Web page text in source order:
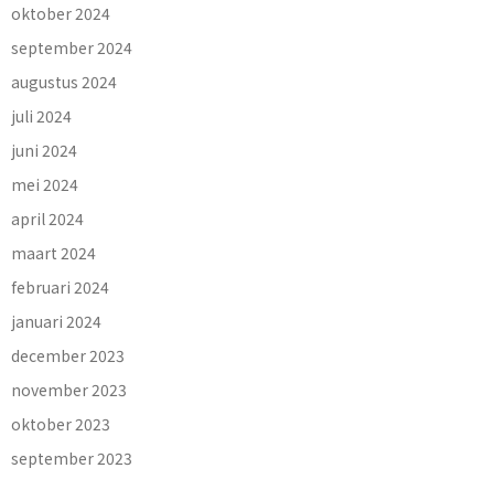
oktober 2024
september 2024
augustus 2024
juli 2024
juni 2024
mei 2024
april 2024
maart 2024
februari 2024
januari 2024
december 2023
november 2023
oktober 2023
september 2023